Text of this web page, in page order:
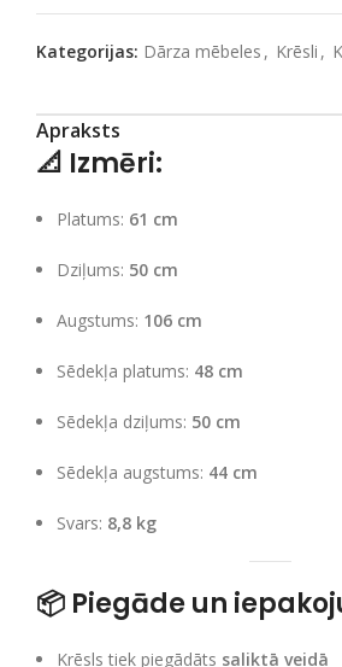
Kategorijas: Dārza mēbeles , Krēsli ,
Apraksts
📐 Izmēri:
Platums: 61 cm
Dziļums: 50 cm
Augstums: 106 cm
Sēdekļa platums: 48 cm
Sēdekļa dziļums: 50 cm
Sēdekļa augstums: 44 cm
Svars: 8,8 kg
📦 Piegāde un
Krēsls tiek piegādāts saliktā veidā